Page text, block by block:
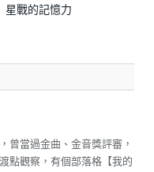
星戰的記憶力
曾當過金曲、金音獎評審，
點觀察，有個部落格【我的